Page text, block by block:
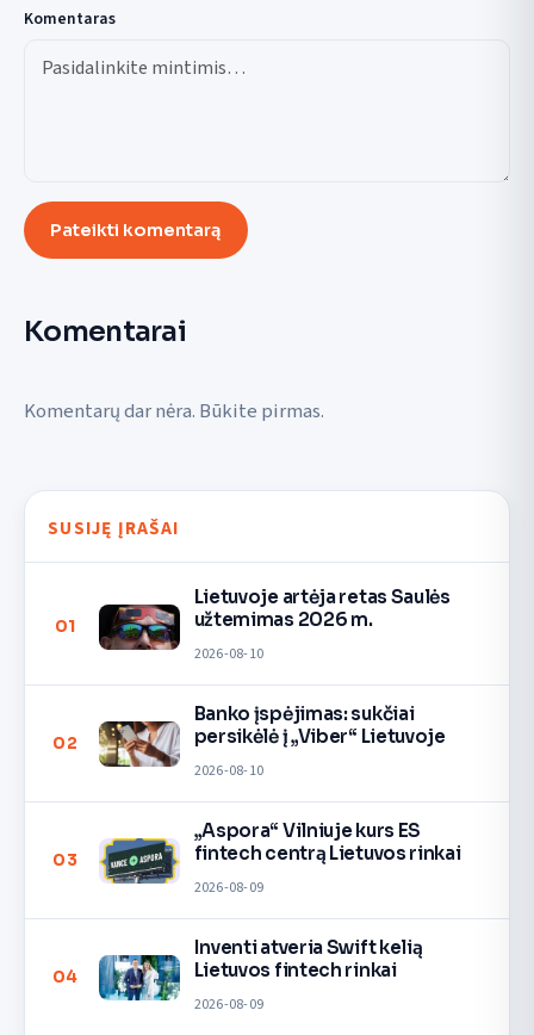
Komentaras
Pateikti komentarą
Komentarai
Komentarų dar nėra. Būkite pirmas.
SUSIJĘ ĮRAŠAI
01
Lietuvoje artėja retas Saulės
užtemimas 2026 m.
2026-08-10
02
Banko įspėjimas: sukčiai
persikėlė į „Viber“ Lietuvoje
2026-08-10
03
„Aspora“ Vilniuje kurs ES
fintech centrą Lietuvos rinkai
2026-08-09
04
Inventi atveria Swift kelią
Lietuvos fintech rinkai
2026-08-09